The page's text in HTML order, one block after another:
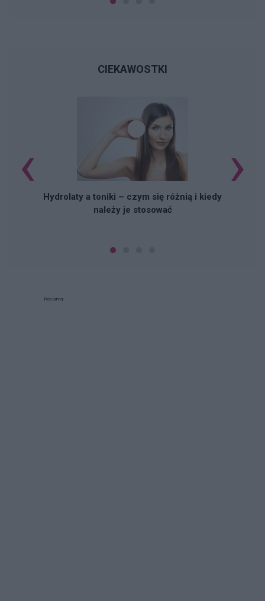
CIEKAWOSTKI
Hydrolaty a toniki – czym się różnią i kiedy
należy je stosować
‹ ›
Reklama: